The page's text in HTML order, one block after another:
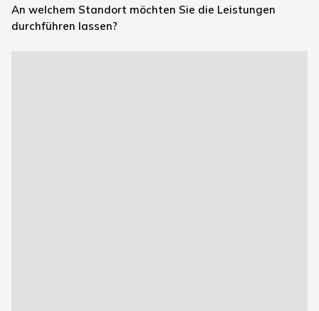
An welchem Standort möchten Sie die Leistungen
durchführen lassen?